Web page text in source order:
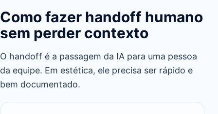
Como fazer handoff humano
sem perder contexto
O handoff é a passagem da IA para uma pessoa
da equipe. Em estética, ele precisa ser rápido e
bem documentado.